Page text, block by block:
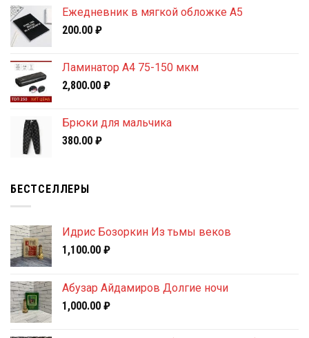
Ежедневник в мягкой обложке А5
200.00 ₽
Ламинатор A4 75-150 мкм
2,800.00 ₽
Брюки для мальчика
380.00 ₽
БЕСТСЕЛЛЕРЫ
Идрис Бозоркин Из тьмы веков
1,100.00 ₽
Абузар Айдамиров Долгие ночи
1,000.00 ₽